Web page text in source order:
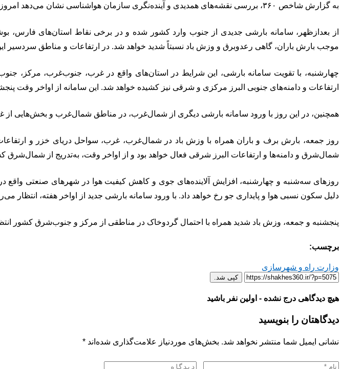
به گزارش شاخص ۳۶۰، بررسی نقشه‌های همدیدی و‌ آینده‌نگری سازمان هواشناسی نشان می‌دهد امروز در شمال خراسان شمالی، ارتفاعات سمنان و مازندران بارش پراکنده برف رخ می‌دهد.
از بعدازظهر، سامانه بارشی جدیدی از جنوب وارد کشور شده و در برخی نقاط استان‌های فارس،
موجب بارش باران، گاهی رعدوبرق و وزش باد نسبتاً شدید خواهد شد. در ارتفاعات و مناطق سردسیر
چهارشنبه، با تقویت سامانه بارشی، این شرایط در استان‌های واقع در غرب، جنوب‌غرب، مرکز،
ارتفاعات و دامنه‌های جنوبی البرز مرکزی و شرقی نیز کشیده خواهد شد. این سامانه از اواخر وقت
همچنین، در این روز با ورود سامانه بارشی دیگری از شمال‌غرب، در مناطق شمال‌غرب و بخش‌هایی
روز جمعه، بارش برف و باران همراه با وزش باد در شمال‌غرب، غرب، سواحل دریای خزر و
شمال‌شرق و دامنه‌ها و ارتفاعات البرز شرقی فعال خواهد بود و از اواخر وقت، به‌تدریج از
روزهای سه‌شنبه و چهارشنبه، افزایش آلاینده‌های جوی و کاهش کیفیت هوا در شهرهای صنعتی واقع
دلیل سکون نسبی هوا و پایداری جو رخ خواهد داد. با ورود سامانه بارشی جدید از اواخر هفته، انتظار
پنجشنبه و جمعه، وزش باد شدید همراه با احتمال گردوخاک در مناطقی از مرکز و جنوب‌شرق کشور
برچسب:
وزارت راه و شهرسازی
کپی شد.
هیچ دیدگاهی درج نشده - اولین نفر باشید
دیدگاهتان را بنویسید
نشانی ایمیل شما منتشر نخواهد شد. بخش‌های موردنیاز علامت‌گذاری شده‌اند *